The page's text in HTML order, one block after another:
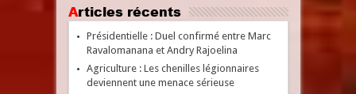
Articles récents
Présidentielle : Duel confirmé entre Marc
Ravalomanana et Andry Rajoelina
Agriculture : Les chenilles légionnaires
deviennent une menace sérieuse